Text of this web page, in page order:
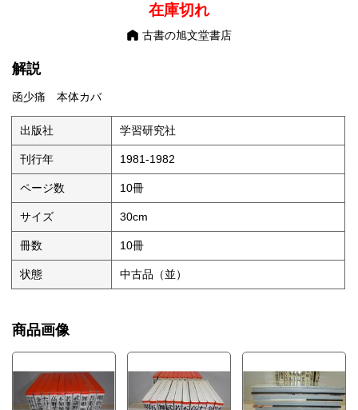
在庫切れ
古書の旭文堂書店
解説
函少痛 本体カバ
出版社 学習研究社
刊行年 1981-1982
ページ数 10冊
サイズ 30cm
冊数 10冊
状態 中古品（並）
商品画像